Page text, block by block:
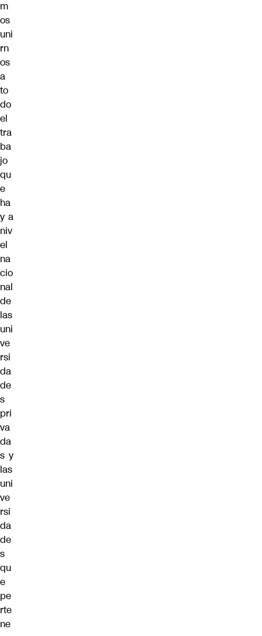
m
os
uni
rn
os
a
to
do
el
tra
ba
jo
qu
e
ha
y a
niv
el
na
cio
nal
de
las
uni
ve
rsi
da
de
s
pri
va
da
s y
las
uni
ve
rsi
da
de
s
qu
e
pe
rte
ne